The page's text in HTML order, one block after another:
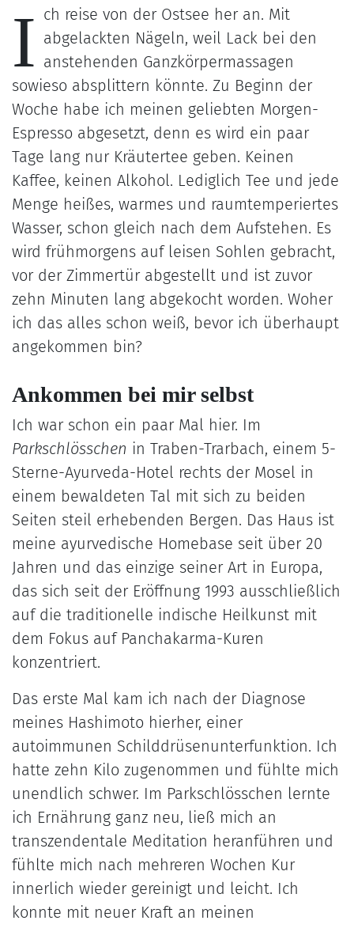
I ch reise von der Ostsee her an. Mit
abgelackten Nägeln, weil Lack bei den
anstehenden Ganzkörpermassagen
sowieso absplittern könnte. Zu Beginn der
Woche habe ich meinen geliebten Morgen-
Espresso abgesetzt, denn es wird ein paar
Tage lang nur Kräutertee geben. Keinen
Kaffee, keinen Alkohol. Lediglich Tee und jede
Menge heißes, warmes und raumtemperiertes
Wasser, schon gleich nach dem Aufstehen. Es
wird frühmorgens auf leisen Sohlen gebracht,
vor der Zimmertür abgestellt und ist zuvor
zehn Minuten lang abgekocht worden. Woher
ich das alles schon weiß, bevor ich überhaupt
angekommen bin?
Ankommen bei mir selbst
Ich war schon ein paar Mal hier. Im
Parkschlösschen in Traben-Trarbach, einem 5-
Sterne-Ayurveda-Hotel rechts der Mosel in
einem bewaldeten Tal mit sich zu beiden
Seiten steil erhebenden Bergen. Das Haus ist
meine ayurvedische Homebase seit über 20
Jahren und das einzige seiner Art in Europa,
das sich seit der Eröffnung 1993 ausschließlich
auf die traditionelle indische Heilkunst mit
dem Fokus auf Panchakarma-Kuren
konzentriert.
Das erste Mal kam ich nach der Diagnose
meines Hashimoto hierher, einer
autoimmunen Schilddrüsenunterfunktion. Ich
hatte zehn Kilo zugenommen und fühlte mich
unendlich schwer. Im Parkschlösschen lernte
ich Ernährung ganz neu, ließ mich an
transzendentale Meditation heranführen und
fühlte mich nach mehreren Wochen Kur
innerlich wieder gereinigt und leicht. Ich
konnte mit neuer Kraft an meinen